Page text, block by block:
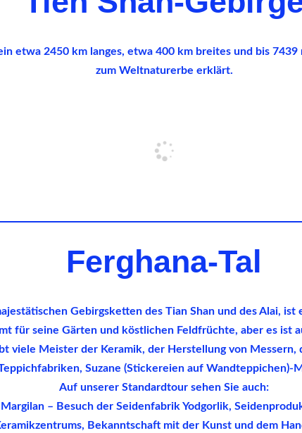
etwa 2450 km langes, etwa 400 km breites und bis
zum Weltnaturerbe erklärt.
Ferghana-Tal
Gebirgsketten des Tian Shan und des Alai,
für seine Gärten und köstlichen Feldfrüchte, aber es ist
viele Meister der Keramik, der Herstellung von
Suzane (Stickereien auf Wandteppichen)-
Auf unserer Standardtour sehen Sie auch:
Margilan – Besuch der Seidenfabrik Yodgorlik,
Bekanntschaft mit der Kunst und dem